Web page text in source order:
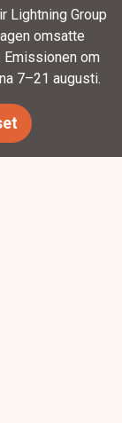
Lightning Group
omsatte
om
7–21 augusti.